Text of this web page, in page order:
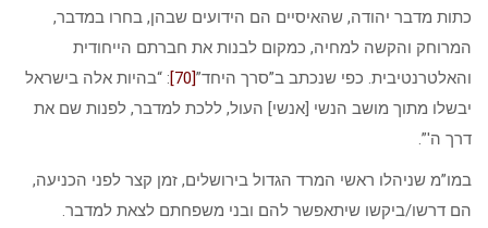
כתות מדבר יהודה, שהאיסיים הם הידועים שבהן, בחרו במדבר,
המרוחק והקשה למחיה, כמקום לבנות את חברתם הייחודית
והאלטרנטיבית. כפי שנכתב ב”סרך היחד”[70]
: “בהיות אלה בישראל
יבשלו מתוך מושב הנשי [אנשי] העול, ללכת למדבר, לפנות שם את
דרך ה'”.
במו”מ שניהלו ראשי המרד הגדול בירושלים, זמן קצר לפני הכניעה,
הם דרשו/ביקשו שיתאפשר להם ובני משפחתם לצאת למדבר.